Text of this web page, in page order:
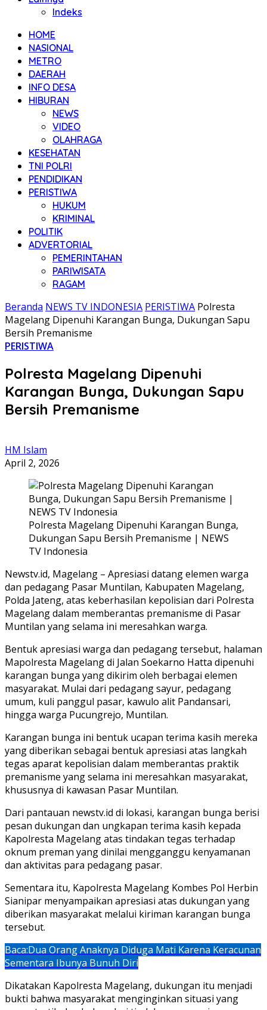
Indeks
HOME
NASIONAL
METRO
DAERAH
INFO DESA
HIBURAN
NEWS
VIDEO
OLAHRAGA
KESEHATAN
TNI POLRI
PENDIDIKAN
PERISTIWA
HUKUM
KRIMINAL
POLITIK
ADVERTORIAL
PEMERINTAHAN
PARIWISATA
RAGAM
Beranda NEWS TV INDONESIA PERISTIWA Polresta
Magelang Dipenuhi Karangan Bunga, Dukungan Sapu
Bersih Premanisme
PERISTIWA
Polresta Magelang Dipenuhi
Karangan Bunga, Dukungan Sapu
Bersih Premanisme
HM Islam
April 2, 2026
Polresta Magelang Dipenuhi Karangan Bunga,
Dukungan Sapu Bersih Premanisme | NEWS
TV Indonesia
Newstv.id, Magelang – Apresiasi datang elemen warga
dan pedagang Pasar Muntilan, Kabupaten Magelang,
Polda Jateng, atas keberhasilan kepolisian dari Polresta
Magelang dalam memberantas premanisme di Pasar
Muntilan yang selama ini meresahkan warga.
Bentuk apresiasi warga dan pedagang tersebut, halaman
Mapolresta Magelang di Jalan Soekarno Hatta dipenuhi
karangan bunga yang dikirim oleh berbagai elemen
masyarakat. Mulai dari pedagang sayur, pedagang
umum, kuli panggul pasar, kawulo alit Pandansari,
hingga warga Pucungrejo, Muntilan.
Karangan bunga ini bentuk ucapan terima kasih mereka
yang diberikan sebagai bentuk apresiasi atas langkah
tegas aparat kepolisian dalam memberantas praktik
premanisme yang selama ini meresahkan masyarakat,
khususnya di kawasan Pasar Muntilan.
Dari pantauan newstv.id di lokasi, karangan bunga berisi
pesan dukungan dan ungkapan terima kasih kepada
Kapolresta Magelang atas tindakan tegas terhadap
oknum preman yang dinilai mengganggu kenyamanan
dan aktivitas para pedagang pasar.
Sementara itu, Kapolresta Magelang Kombes Pol Herbin
Sianipar menyampaikan apresiasi atas dukungan yang
diberikan masyarakat melalui kiriman karangan bunga
tersebut.
Baca:Dua Orang Anaknya Diduga Mati Karena Keracunan
Sementara Ibunya Bunuh Diri
Dikatakan Kapolresta Magelang, dukungan itu menjadi
bukti bahwa masyarakat menginginkan situasi yang